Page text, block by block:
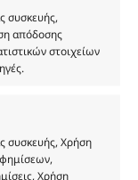
συσκευής,
απόδοσης
στοιχείων
συσκευής, Χρήση
Χρήση
Οι
των